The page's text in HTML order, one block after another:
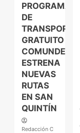
PROGRAMA
DE
TRANSPORTE
GRATUITO
COMUNDER
ESTRENA
NUEVAS
RUTAS
EN SAN
QUINTÍN
Redacción C